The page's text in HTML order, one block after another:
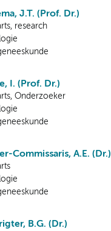
J.T. (Prof. Dr.)
research
I. (Prof. Dr.)
Onderzoeker
Commissaris, A.E. (Dr.)
B.G. (Dr.)